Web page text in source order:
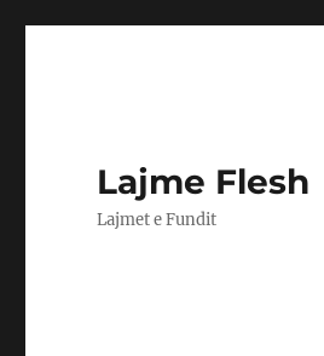
Lajme Flesh
Lajmet e Fundit